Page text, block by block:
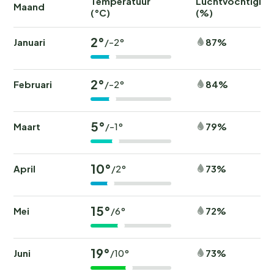
Maand
(°C)
(%)
Januari 2°/-2° 87%
Februari 2°/-2° 84%
Maart 5°/-1° 79%
April 10°/2° 73%
Mei 15°/6° 72%
Juni 19°/10° 73%